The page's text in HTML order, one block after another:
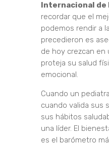
Internacional de
recordar que el
podemos rendir a
precedieron es
de hoy crezcan
proteja su salud
emocional.
Cuando un
cuando valida sus
sus hábitos
una líder. El
es el barómetro